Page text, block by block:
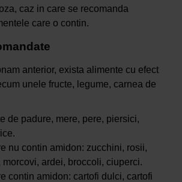
caz in care se recomanda
care o contin.
anterior, exista alimente cu efect
unele fructe, legume, carnea de
de padure, mere, pere, piersici,
nu contin amidon: zucchini, rosii,
morcovi, ardei, broccoli, ciuperci.
contin amidon: cartofi dulci, cartofi